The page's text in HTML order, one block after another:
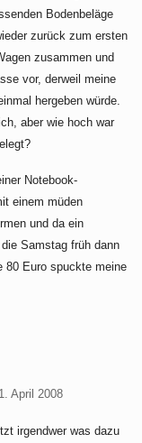
Bodenbeläge
zurück zum ersten
zusammen und
vor, derweil meine
hergeben würde.
aber wie hoch war
Notebook-
einem müden
und da ein
Samstag früh dann
80 Euro spuckte meine
April 2008
irgendwer was dazu